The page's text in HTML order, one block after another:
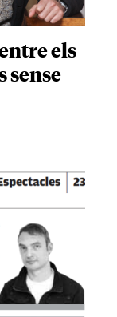
els
sense